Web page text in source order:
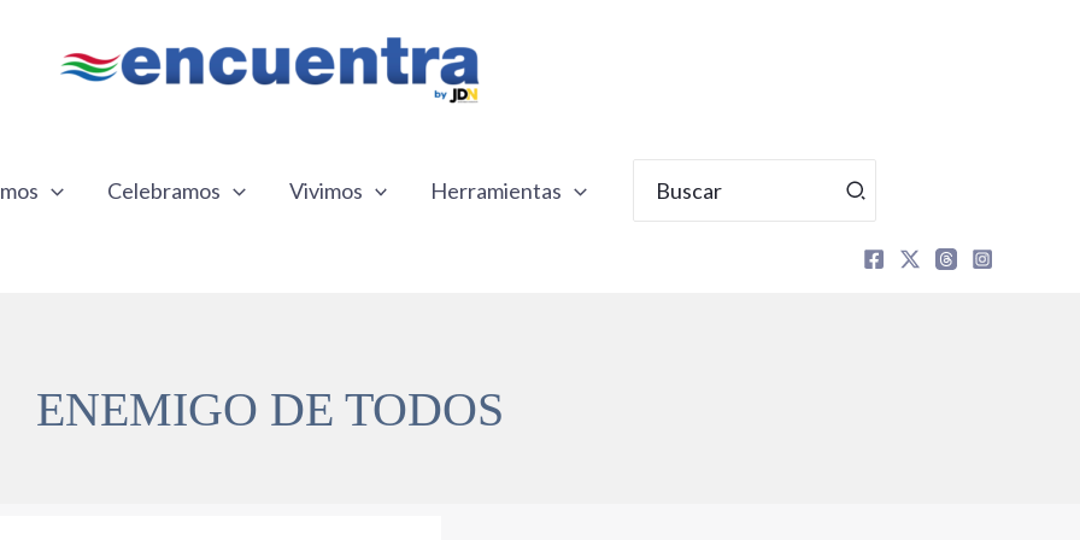
Celebramos Vivimos Herramientas
por:
ENEMIGO DE TODOS